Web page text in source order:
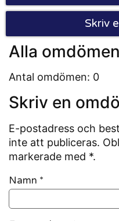
Skriv
Alla omdömen
Antal omdömen: 0
Skriv en
E-postadress och
inte att publiceras.
markerade med *.
Namn *